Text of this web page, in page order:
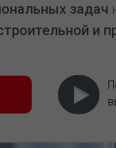
задач
и